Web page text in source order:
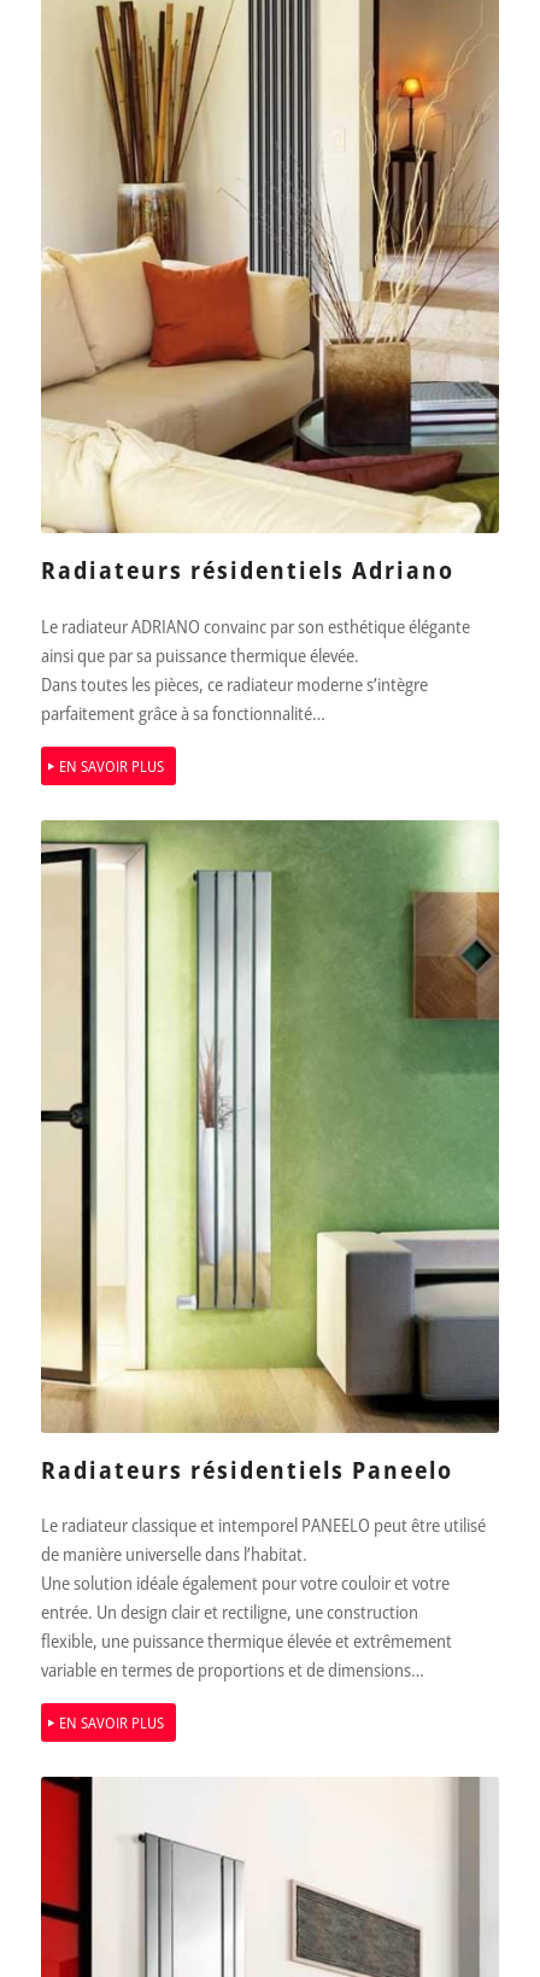
Radiateurs résidentiels Adriano
Le radiateur ADRIANO convainc par son esthétique élégante
ainsi que par sa puissance thermique élevée.
Dans toutes les pièces, ce radiateur moderne s’intègre
parfaitement grâce à sa fonctionnalité…
EN SAVOIR PLUS
Radiateurs résidentiels Paneelo
Le radiateur classique et intemporel PANEELO peut être utilisé
de manière universelle dans l’habitat.
Une solution idéale également pour votre couloir et votre
entrée. Un design clair et rectiligne, une construction
ﬂexible, une puissance thermique élevée et extrêmement
variable en termes de proportions et de dimensions…
EN SAVOIR PLUS